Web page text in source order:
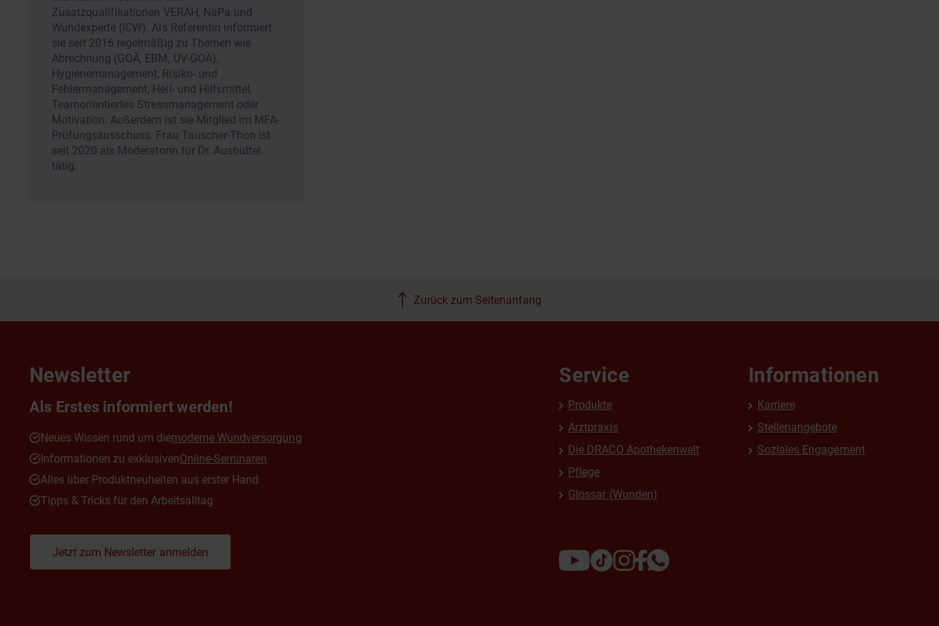
Zusatzqualifikationen VERAH, NäPa und
Wundexperte (ICW). Als Referentin informiert
sie seit 2016 regelmäßig zu Themen wie
Abrechnung (GOÄ, EBM, UV-GOÄ),
Hygienemanagement, Risiko- und
Fehlermanagement, Heil- und Hilfsmittel,
Teamorientiertes Stressmanagement oder
Motivation. Außerdem ist sie Mitglied im MFA-
Prüfungsausschuss. Frau Tauscher-Thon ist
seit 2020 als Moderatorin für Dr. Ausbüttel
tätig.
Zurück zum Seitenanfang
Newsletter
Als Erstes informiert werden!
Neues Wissen rund um diemoderne Wundversorgung
Informationen zu exklusivenOnline-Seminaren
Alles über Produktneuheiten aus erster Hand
Tipps & Tricks für den Arbeitsalltag
Jetzt zum Newsletter anmelden
Service
Produkte
Arztpraxis
Die DRACO Apothekenwelt
Pflege
Glossar (Wunden)
Informationen
Karriere
Stellenangebote
Soziales Engagement